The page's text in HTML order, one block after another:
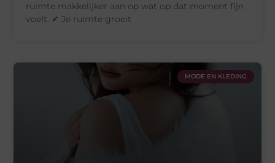
ruimte makkelijker aan op wat op dat moment fijn
voelt. ✔ Je ruimte groeit
MODE EN KLEDING